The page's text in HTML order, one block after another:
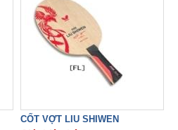
CỐT VỢT LIU SHIWEN